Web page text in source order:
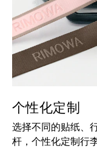
个性化定制
选择不同的贴纸、
杆，个性化定制行